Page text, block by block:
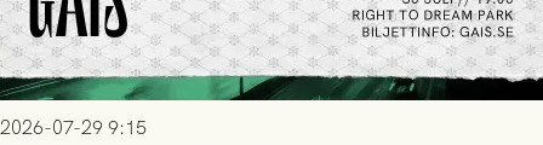
2026-07-29 9:15